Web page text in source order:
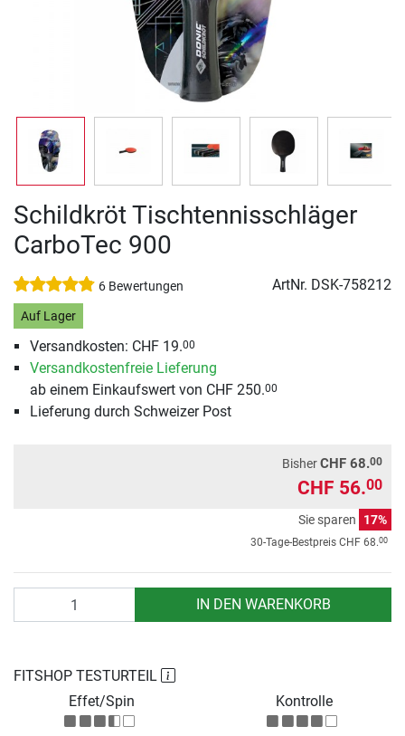
Schildkröt Tischtennisschläger
CarboTec 900
6 Bewertungen ArtNr. DSK-758212
Auf Lager
Versandkosten: CHF 19.00
Versandkostenfreie Lieferung
ab einem Einkaufswert von CHF 250.00
Lieferung durch Schweizer Post
BisherCHF 68.00
CHF 56.00
Sie sparen 17%
30-Tage-Bestpreis CHF 68.00
IN DEN WARENKORB
FITSHOP TESTURTEIL
Effet/Spin
Kontrolle